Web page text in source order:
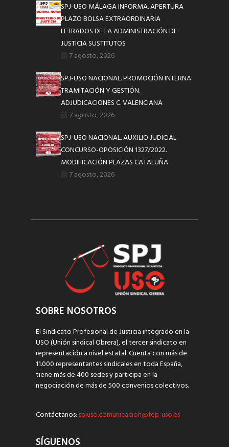
SPJ-USO MÁLAGA INFORMA. APERTURA
PLAZO BOLSA EXTRAORDINARIA
LETRADOS DE LA ADMINISTRACIÓN DE
JUSTICIA SUSTITUTOS
7 agosto, 2026
SPJ-USO NACIONAL. PROMOCIÓN INTERNA
TRAMITACIÓN Y GESTIÓN.
ADJUDICACIONES C. VALENCIANA
7 agosto, 2026
SPJ-USO NACIONAL. AUXILIO JUDICIAL
CONCURSO-OPOSICIÓN 1327/2022.
MODIFICACIÓN PLAZAS CATALUÑA
7 agosto, 2026
SOBRE NOSOTROS
El Sindicato Profesional de Justicia integrado en la
USO (Unión sindical Obrera), el tercer sindicato en
representación a nivel estatal. Cuenta con más de
11.000 representantes sindicales en toda España,
tiene más de 400 sedes y participa en la
negociación de más de 500 convenios colectivos.
Contáctanos: spjuso.comunicacion@fep-uso.es
SÍGUENOS